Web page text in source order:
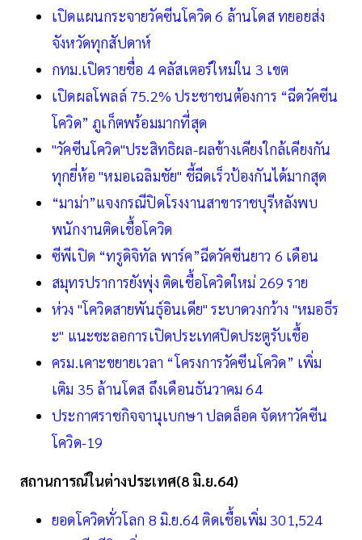
เปิดแผนกระจายวัคซีนโควิด 6 ล้านโดส ทยอยส่ง
จังหวัดทุกสัปดาห์
กทม.เปิดรายชื่อ 4 คลัสเตอร์ใหม่ใน 3 เขต
เปิดผลโพลล์ 75.2% ประชาชนต้องการ “ฉีดวัคซีน
โควิด” ภูเก็ตพร้อมมากที่สุด
"วัคซีนโควิด"ประสิทธิผล-ผลข้างเคียงใกล้เคียงกัน
ทุกยี่ห้อ "หมอเฉลิมชัย" ชี้ฉีดเร็วป้องกันได้มากสุด
“มาม่า”แจงกรณีปิดโรงงานสาขาราชบุรีหลังพบ
พนักงานติดเชื้อโควิด
ซีพีเปิด “ทรูดิจิทัล พาร์ค”ฉีดวัคซีนยาว 6 เดือน
สมุทรปราการยังพุ่ง ติดเชื้อโควิดใหม่ 269 ราย
ห่วง "โควิดสายพันธุ์อินเดีย" ระบาดวงกว้าง "หมอธีร
ะ" แนะชะลอการเปิดประเทศปิดประตูรับเชื้อ
ครม.เคาะขยายเวลา “โครงการวัคซีนโควิด” เพิ่ม
เติม 35 ล้านโดส ถึงเดือนธันวาคม 64
ประกาศราชกิจจานุเบกษา ปลดล็อค​ จัดหาวัคซีน
โควิด-19
สถานการณ์ในต่างประเทศ(8 มิ.ย.64)
ยอดโควิดทั่วโลก 8 มิ.ย.64 ติดเชื้อเพิ่ม 301,524